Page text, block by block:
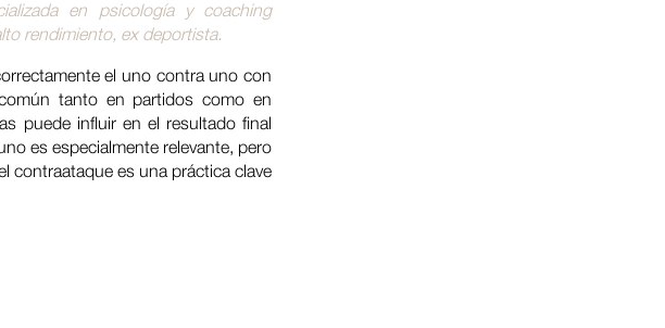
en psicología y coaching
rendimiento, ex deportista.
el uno contra uno con
tanto en partidos como en
puede influir en el resultado final
es especialmente relevante, pero
contraataque es una práctica clave